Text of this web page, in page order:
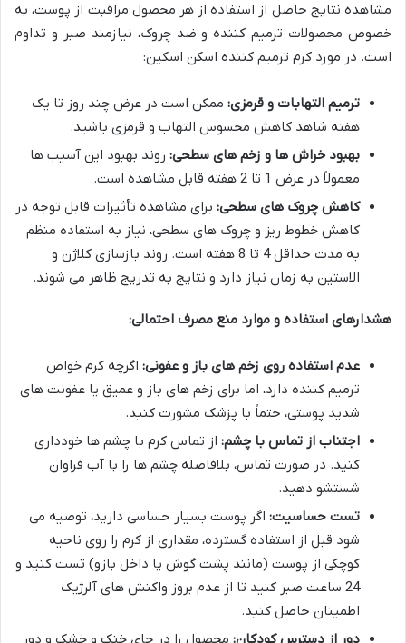
مشاهده نتایج حاصل از استفاده از هر محصول مراقبت از پوست، به
خصوص محصولات ترمیم کننده و ضد چروک، نیازمند صبر و تداوم
است. در مورد کرم ترمیم کننده اسکن اسکین:
ترمیم التهابات و قرمزی: ممکن است در عرض چند روز تا یک
هفته شاهد کاهش محسوس التهاب و قرمزی باشید.
بهبود خراش ها و زخم های سطحی: روند بهبود این آسیب ها
معمولاً در عرض 1 تا 2 هفته قابل مشاهده است.
کاهش چروک های سطحی: برای مشاهده تأثیرات قابل توجه در
کاهش خطوط ریز و چروک های سطحی، نیاز به استفاده منظم
به مدت حداقل 4 تا 8 هفته است. روند بازسازی کلاژن و
الاستین به زمان نیاز دارد و نتایج به تدریج ظاهر می شوند.
هشدارهای استفاده و موارد منع مصرف احتمالی:
عدم استفاده روی زخم های باز و عفونی: اگرچه کرم خواص
ترمیم کننده دارد، اما برای زخم های باز و عمیق یا عفونت های
شدید پوستی، حتماً با پزشک مشورت کنید.
اجتناب از تماس با چشم: از تماس کرم با چشم ها خودداری
کنید. در صورت تماس، بلافاصله چشم ها را با آب فراوان
شستشو دهید.
تست حساسیت: اگر پوست بسیار حساسی دارید، توصیه می
شود قبل از استفاده گسترده، مقداری از کرم را روی ناحیه
کوچکی از پوست (مانند پشت گوش یا داخل بازو) تست کنید و
24 ساعت صبر کنید تا از عدم بروز واکنش های آلرژیک
اطمینان حاصل کنید.
دور از دسترس کودکان: محصول را در جای خنک و خشک و دور